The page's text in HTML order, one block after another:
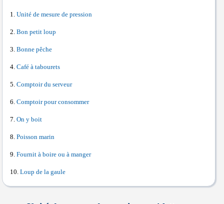
Unité de mesure de pression
Bon petit loup
Bonne pêche
Café à tabourets
Comptoir du serveur
Comptoir pour consommer
On y boit
Poisson marin
Fournit à boire ou à manger
Loup de la gaule